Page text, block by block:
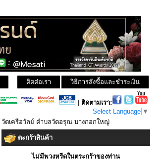
วิธีการสั่งซื้อและชำระเงิน
ติดต่อเรา
ติดตามเรา:
Select Language ▼
วัดเครือวัลย์ ตำบลวัดอรุณ บางกอกใหญ่
ตะกร้าสินค้า
ไม่มีพวงหรีดในตระกร้าของท่าน